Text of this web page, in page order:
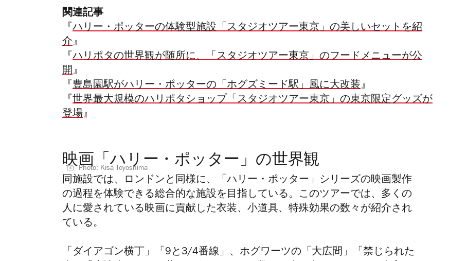
関連記事
『 ハリー・ポッターの体験型施設「スタジオツアー東京」の美しいセットを紹
介』
『 ハリポタの世界観が随所に、「スタジオツアー東京」のフードメニューが公
開』
『 豊島園駅がハリー・ポッターの「ホグズミード駅」風に大改装』
『 世界最大規模のハリポタショップ「スタジオツアー東京」の東京限定グッズが
登場』
映画「ハリー・ポッター」の世界観
Photo: Kisa Toyoshima
同施設では、ロンドンと同様に、「ハリー・ポッター」シリーズの映画製作
の過程を体験できる総合的な施設を目指している。このツアーでは、多くの
人に愛されている映画に貢献した衣装、小道具、特殊効果の数々が紹介され
ている。
「ダイアゴン横丁」 「9と3/4番線」、ホグワーツの「大広間」「 禁じられた